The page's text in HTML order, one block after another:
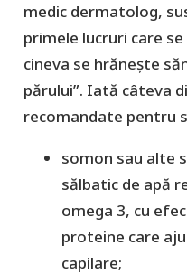
medic dermatolog,
primele lucruri care
cineva se hrănește
părului”. Iată câteva
recomandate pentru
somon sau alte
sălbatic de apă
omega 3, cu
proteine care
capilare;